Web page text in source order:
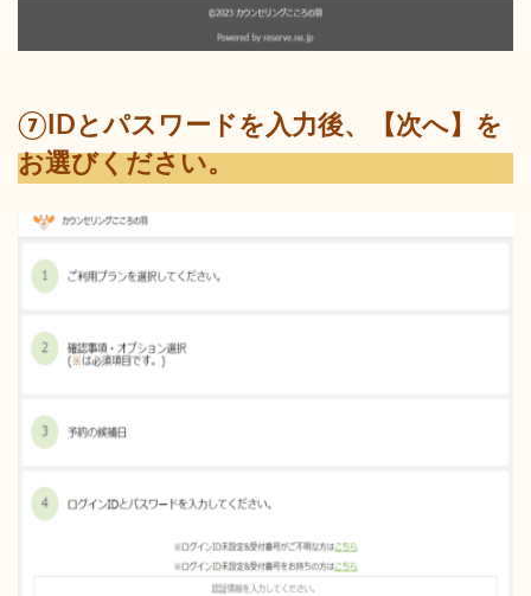
⑦IDとパスワードを入力後、【次へ】を
お選びください。